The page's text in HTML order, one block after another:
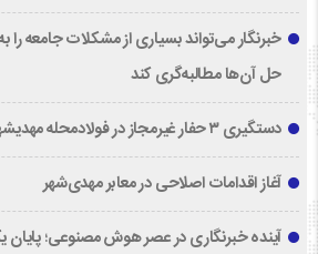
خبرنگار می‌تواند بسیاری از مشکلات جامعه را
حل آن‌ها مطالبه‌گری کند
دستگیری ۳ حفار غیرمجاز در فولادمحله مهدیشهر
آغاز اقدامات اصلاحی در معابر مهدی‌شهر
آینده خبرنگاری در عصر هوش مصنوعی؛ پایان